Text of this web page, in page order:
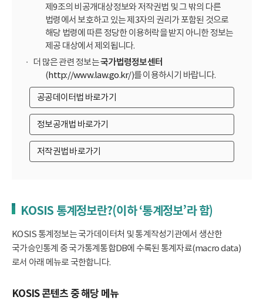
제9조의 비공개대상정보와 저작권법 및 그 밖의 다른
법령에서 보호하고 있는 제3자의 권리가 포함된 것으로
해당 법령에 따른 정당한 이용허락을 받지 아니한 정보는
제공 대상에서 제외됩니다.
더 많은 관련 정보는국가법령정보센터
(http://www.law.go.kr/)를 이용하시기 바랍니다.
공공데이터법 바로가기
정보공개법 바로가기
저작권법 바로가기
KOSIS 통계정보란?(이하 ‘통계정보’라 함)
KOSIS 통계정보는 국가데이터처 및 통계작성기관에서 생산한
국가승인통계 중 국가통계통합DB에 수록된 통계자료(macro data)
로서 아래 메뉴로 국한합니다.
KOSIS 콘텐츠 중 해당 메뉴